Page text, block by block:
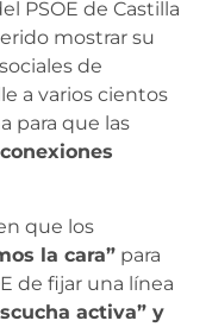
PSOE de Castilla
mostrar su
de
a varios cientos
para que las
que los
la cara” para
de fijar una línea
activa” y